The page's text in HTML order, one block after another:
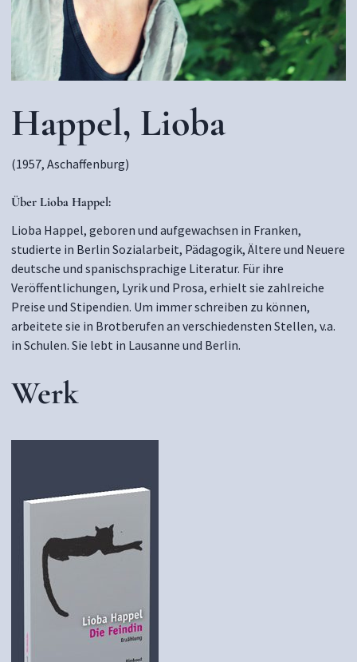
Happel, Lioba
(1957, Aschaffenburg)
Über Lioba Happel:
Lioba Happel, geboren und aufgewachsen in Franken,
studierte in Berlin Sozialarbeit, Pädagogik, Ältere und Neuere
deutsche und spanischsprachige Literatur. Für ihre
Veröffentlichungen, Lyrik und Prosa, erhielt sie zahlreiche
Preise und Stipendien. Um immer schreiben zu können,
arbeitete sie in Brotberufen an verschiedensten Stellen, v.a.
in Schulen. Sie lebt in Lausanne und Berlin.
Werk